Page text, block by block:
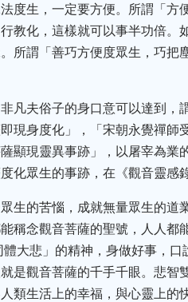
度生，一定要方便。所謂「方
教化，這樣就可以事半功倍。
所謂「善巧方便度眾生，巧把
凡夫俗子的身口意可以達到，
現身度化」，「宋朝永覺禪師
顯現靈異事跡」，以屠宰為業
化眾生的事跡，在《觀音靈感
生的苦惱，成就無量眾生的道
稱念觀音菩薩的聖號，人人都
大悲」的精神，身做好事，
是觀音菩薩的千手千眼。悲智
類生活上的幸福，與心靈上的